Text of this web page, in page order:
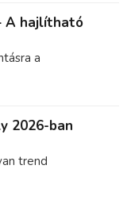
A hajlítható
a
2026-ban
trend